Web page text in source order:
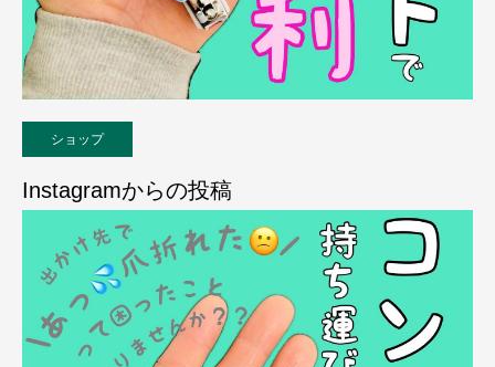
ショップ
Instagramからの投稿